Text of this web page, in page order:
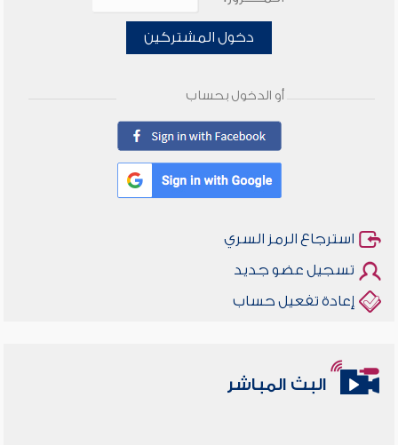
دخول المشتركين
أو الدخول بحساب
استرجاع الرمز السري
تسجيل عضو جديد
إعادة تفعيل حساب
البث المباشر